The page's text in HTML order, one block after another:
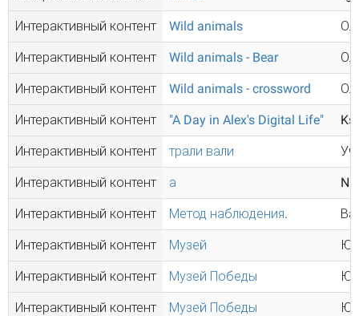
Интерактивный контент Wild animals
Интерактивный контент Wild animals - Bear
Интерактивный контент Wild animals - crossword
Интерактивный контент "A Day in Alex's Digital Life"
Интерактивный контент трали вали
Интерактивный контент а
Интерактивный контент Метод наблюдения.
Интерактивный контент Музей
Интерактивный контент Музей Победы
Интерактивный контент Музей Победы